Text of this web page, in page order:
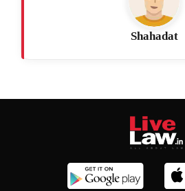
Shahadat